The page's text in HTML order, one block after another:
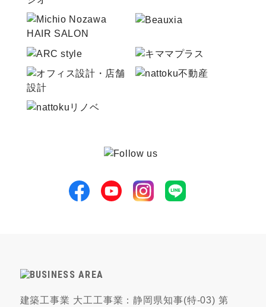
建築工事業 大工工事業：静岡県知事(特-03) 第